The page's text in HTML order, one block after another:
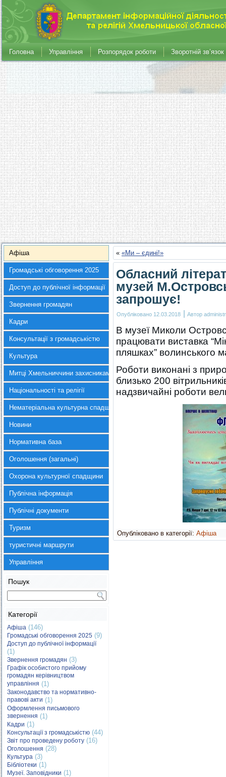
Головна Управління Розпорядок роботи Зворотній зв’язок
Афіша
Громадські обговорення 2025
Доступ до публічної інформації
Звернення громадян
Кадри
Консультації з громадськістю
Культура
Митці Хмельниччини захисникам України
Національності та релігії
Нематеріальна культурна спадщина
Новини
Нормативна база
Оголошення (загальні)
Охорона культурної спадщини
Публічна інформація
Публічні документи
Туризм
туристичні маршрути
Управління
Пошук
Категорії
Афіша (146)
Громадські обговорення 2025 (9)
Доступ до публічної інформації
(1)
Звернення громадян (3)
Графік особистого прийому
громадян керівництвом
управління (1)
Законодавство та нормативно-
правові акти (1)
Оформлення письмового
звернення (1)
Кадри (1)
Консультації з громадськістю (44)
Звіт про проведену роботу (16)
Оголошення (28)
Культура (3)
Бібліотеки (1)
Музеї. Заповідники (1)
« «Ми – єдині!»
Обласний
музей
запрошує!
Опубліковано 12.03.2018 | Автор
В музеї Миколи
працювати виставка
пляшках” волинського
Роботи виконані з
близько 200
надзвичайні роботи
Опубліковано в категорії: Афіша